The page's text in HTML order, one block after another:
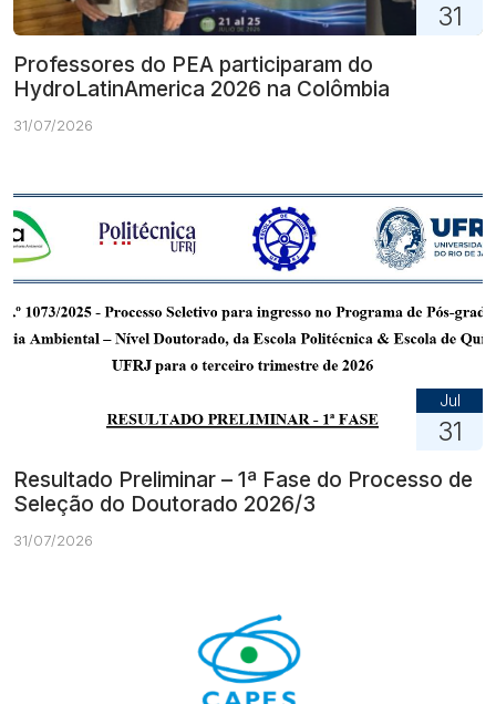
31
Professores do PEA participaram do
HydroLatinAmerica 2026 na Colômbia
31/07/2026
Jul
31
Resultado Preliminar – 1ª Fase do Processo de
Seleção do Doutorado 2026/3
31/07/2026